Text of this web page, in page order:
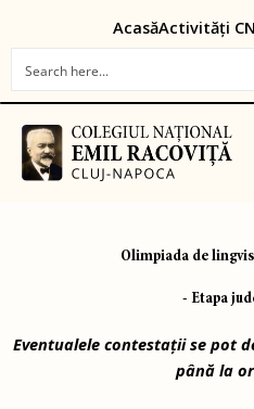
content
AcasăActivități
Olimpiada de
- Etapa
Eventualele contestații se pot
până la